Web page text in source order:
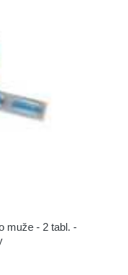
muže - 2 tabl. -